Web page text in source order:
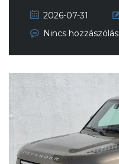
2026-07-31
Nincs hozzászólás